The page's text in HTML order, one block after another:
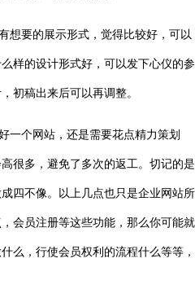
想要的展示形式，觉得比较好，可以
样的设计形式好，可以发下心仪的参
初稿出来后可以再调整。
一个网站，还是需要花点精力策划
很多，避免了多次的返工。切记的是
四不像。以上几点也只是企业网站所
会员注册等这些功能，那么你可能就
么，行使会员权利的流程什么等等，